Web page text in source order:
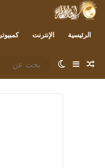
الرئيسية الإنترنت كمبيوتر
مقال عشوائي
إضافة عمود جانبي
الوضع المظلم